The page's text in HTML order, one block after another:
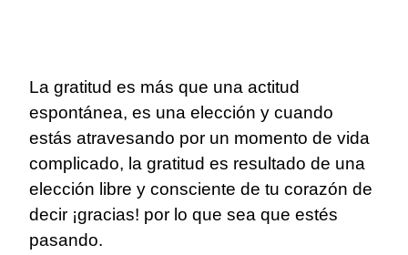
La gratitud es más que una actitud
espontánea, es una elección y cuando
estás atravesando por un momento de vida
complicado, la gratitud es resultado de una
elección libre y consciente de tu corazón de
decir ¡gracias! por lo que sea que estés
pasando.